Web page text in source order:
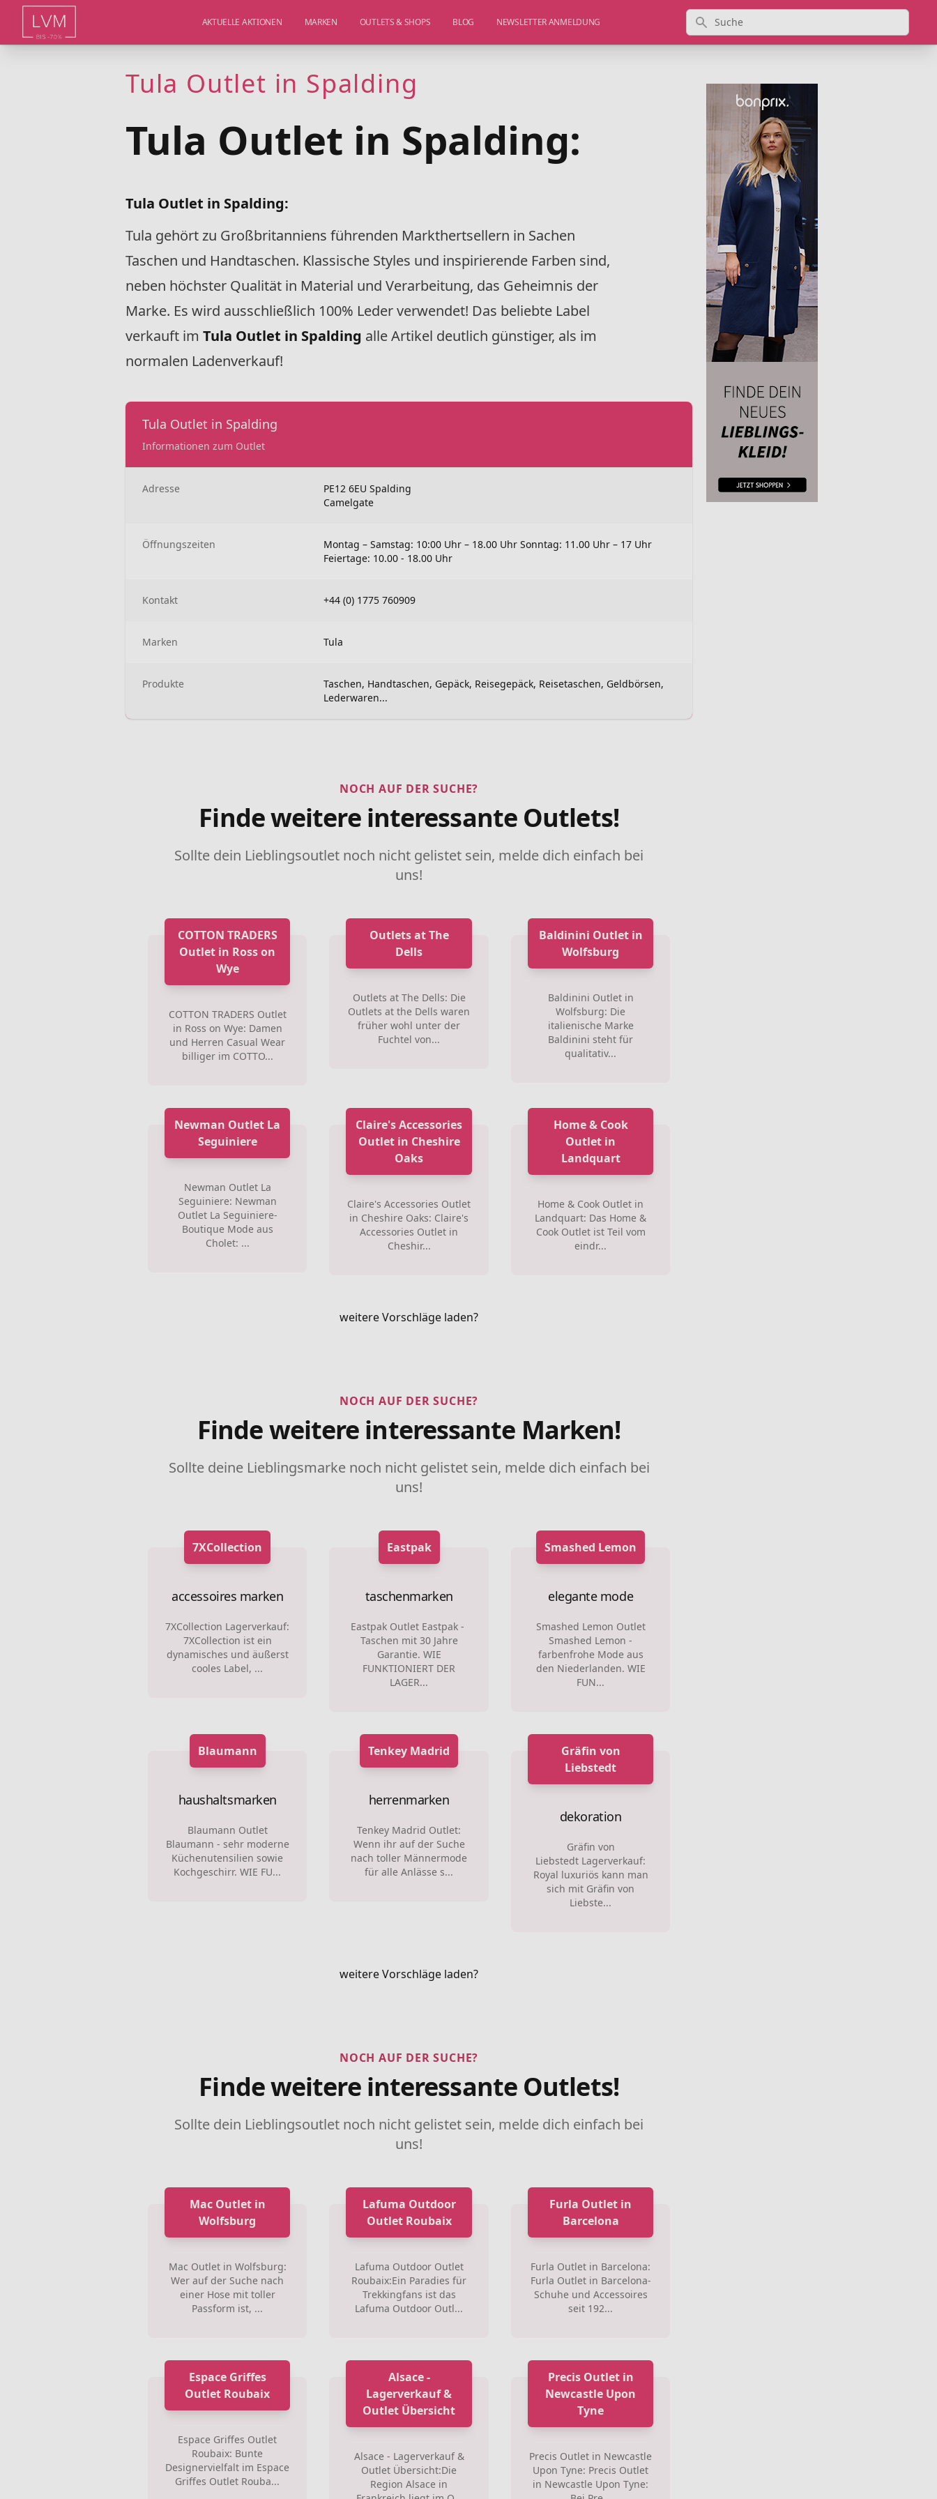
AKTUELLE AKTIONEN MARKEN OUTLETS & SHOPS BLOG NEWSLETTER ANMELDUNG Suche
Tula Outlet in Spalding
Tula Outlet in Spalding:
Tula Outlet in Spalding:
Tula gehört zu Großbritanniens führenden Markthertsellern in Sachen
Taschen und Handtaschen. Klassische Styles und inspirierende Farben sind,
neben höchster Qualität in Material und Verarbeitung, das Geheimnis der
Marke. Es wird ausschließlich 100% Leder verwendet! Das beliebte Label
verkauft im Tula Outlet in Spalding alle Artikel deutlich günstiger, als im
normalen Ladenverkauf!
Tula Outlet in Spalding
Informationen zum Outlet
Adresse
PE12 6EU Spalding
Camelgate
Öffnungszeiten
Montag – Samstag: 10:00 Uhr – 18.00 Uhr Sonntag: 11.00 Uhr – 17 Uhr
Feiertage: 10.00 - 18.00 Uhr
Kontakt +44 (0) 1775 760909
Marken Tula
Produkte
Taschen, Handtaschen, Gepäck, Reisegepäck, Reisetaschen, Geldbörsen,
Lederwaren...
NOCH AUF DER SUCHE?
Finde weitere interessante Outlets!
Sollte dein Lieblingsoutlet noch nicht gelistet sein, melde dich einfach bei
uns!
COTTON TRADERS
Outlet in Ross on
Wye
COTTON TRADERS Outlet
in Ross on Wye: Damen
und Herren Casual Wear
billiger im COTTO...
Outlets at The
Dells
Outlets at The Dells: Die
Outlets at the Dells waren
früher wohl unter der
Fuchtel von...
Baldinini Outlet in
Wolfsburg
Baldinini Outlet in
Wolfsburg: Die
italienische Marke
Baldinini steht für
qualitativ...
Newman Outlet La
Seguiniere
Newman Outlet La
Seguiniere: Newman
Outlet La Seguiniere-
Boutique Mode aus
Cholet: ...
Claire's Accessories
Outlet in Cheshire
Oaks
Claire's Accessories Outlet
in Cheshire Oaks: Claire's
Accessories Outlet in
Cheshir...
Home & Cook
Outlet in
Landquart
Home & Cook Outlet in
Landquart: Das Home &
Cook Outlet ist Teil vom
eindr...
weitere Vorschläge laden?
NOCH AUF DER SUCHE?
Finde weitere interessante Marken!
Sollte deine Lieblingsmarke noch nicht gelistet sein, melde dich einfach bei
uns!
7XCollection
accessoires marken
7XCollection Lagerverkauf:
7XCollection ist ein
dynamisches und äußerst
cooles Label, ...
Eastpak
taschenmarken
Eastpak Outlet Eastpak -
Taschen mit 30 Jahre
Garantie. WIE
FUNKTIONIERT DER
LAGER...
Smashed Lemon
elegante mode
Smashed Lemon Outlet
Smashed Lemon -
farbenfrohe Mode aus
den Niederlanden. WIE
FUN...
Blaumann
haushaltsmarken
Blaumann Outlet
Blaumann - sehr moderne
Küchenutensilien sowie
Kochgeschirr. WIE FU...
Tenkey Madrid
herrenmarken
Tenkey Madrid Outlet:
Wenn ihr auf der Suche
nach toller Männermode
für alle Anlässe s...
Gräfin von
Liebstedt
dekoration
Gräfin von
Liebstedt Lagerverkauf:
Royal luxuriös kann man
sich mit Gräfin von
Liebste...
weitere Vorschläge laden?
NOCH AUF DER SUCHE?
Finde weitere interessante Outlets!
Sollte dein Lieblingsoutlet noch nicht gelistet sein, melde dich einfach bei
uns!
Mac Outlet in
Wolfsburg
Mac Outlet in Wolfsburg:
Wer auf der Suche nach
einer Hose mit toller
Passform ist, ...
Lafuma Outdoor
Outlet Roubaix
Lafuma Outdoor Outlet
Roubaix:Ein Paradies für
Trekkingfans ist das
Lafuma Outdoor Outl...
Furla Outlet in
Barcelona
Furla Outlet in Barcelona:
Furla Outlet in Barcelona-
Schuhe und Accessoires
seit 192...
Espace Griffes
Outlet Roubaix
Espace Griffes Outlet
Roubaix: Bunte
Designervielfalt im Espace
Griffes Outlet Rouba...
Alsace -
Lagerverkauf &
Outlet Übersicht
Alsace - Lagerverkauf &
Outlet Übersicht:Die
Region Alsace in
Precis Outlet in
Newcastle Upon
Tyne
Precis Outlet in Newcastle
Upon Tyne: Precis Outlet
in Newcastle Upon Tyne: